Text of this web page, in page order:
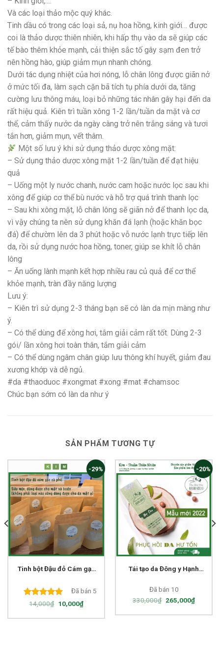
Và các loại thảo mộc quý khác.
Tinh dầu có trong các loại sả, nụ hoa hồng, kinh giới… được
coi là thảo dược thiên nhiên, khi hấp thụ vào da sẽ giúp các
tế bào thêm khỏe mạnh, cải thiện sắc tố gây sạm đen trở
nên hồng hào, giúp giảm mụn nhanh chóng.
Dưới tác dụng nhiệt của hơi nóng, lỗ chân lông được giãn nở
ở mức tối đa, làm sạch cặn bã tích tụ phía dưới da, tăng
cường lưu thông máu, loại bỏ những tác nhân gây hại đến da
rất hiệu quả. Kiên trì tuần xông 1-2 lần/tuần da mặt và cơ
thể, cảm thấy nước da ngày càng trở nên trắng sáng và tươi
tắn hơn, giảm mụn, vết thâm.
Một số lưu ý khi sử dụng thảo dược xông mặt:
– Sử dụng thảo dược xông mặt 1-2 lần/tuần để đạt hiệu
quả
– Uống một ly nước chanh, nước cam hoặc nước lọc sau khi
xông để giúp cơ thể bù nước và hỗ trợ quá trình thanh lọc
– Sau khi xông mặt, lỗ chân lông sẽ giãn nở để thanh lọc da,
vì vậy chúng ta nên sử dụng khăn đá lạnh (hoặc khăn bọc
đá) để chườm lên da 3 phút hoặc vỗ nước lạnh trực tiếp lên
da, rồi sử dụng nước hoa hồng, toner, giúp se khít lỗ chân
lông
– Ăn uống lành mạnh kết hợp nhiều rau củ quả để cơ thể
khỏe mạnh, tràn đầy năng lượng
Lưu ý:
– Kiên trì sử dụng 2-3 tháng bạn sẽ có làn da mịn màng như
ý.
– Có thể dùng để xông hơi, tắm giải cảm rất tốt. Dùng 2-3
gói/ lần xông hơi toàn thân, tắm giải cảm
– Có thể dùng ngâm chân giúp lưu thông khí huyết, giảm đau
xương khớp và dễ ngủ.
#da #thaoduoc #xongmat #xong #mat #chamsoc
Chúc bạn sớm có làn da như ý
SẢN PHẨM TƯƠNG TỰ
-29%
Tinh bột Đậu đỏ Cám gạo
5.00out of
Đã bán 5
14,000₫ 10,000₫
-20%
Tái tạo da Đông y Hạnh
lành tính
Đã bán 10
330,000₫ 265,000₫